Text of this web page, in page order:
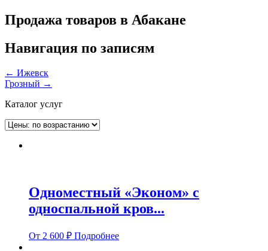
Продажа товаров в Абакане
Навигация по записям
← Ижевск
Грозный →
Каталог услуг
Одноместный «Эконом» с
односпальной кров...
От 2 600 ₽ Подробнее